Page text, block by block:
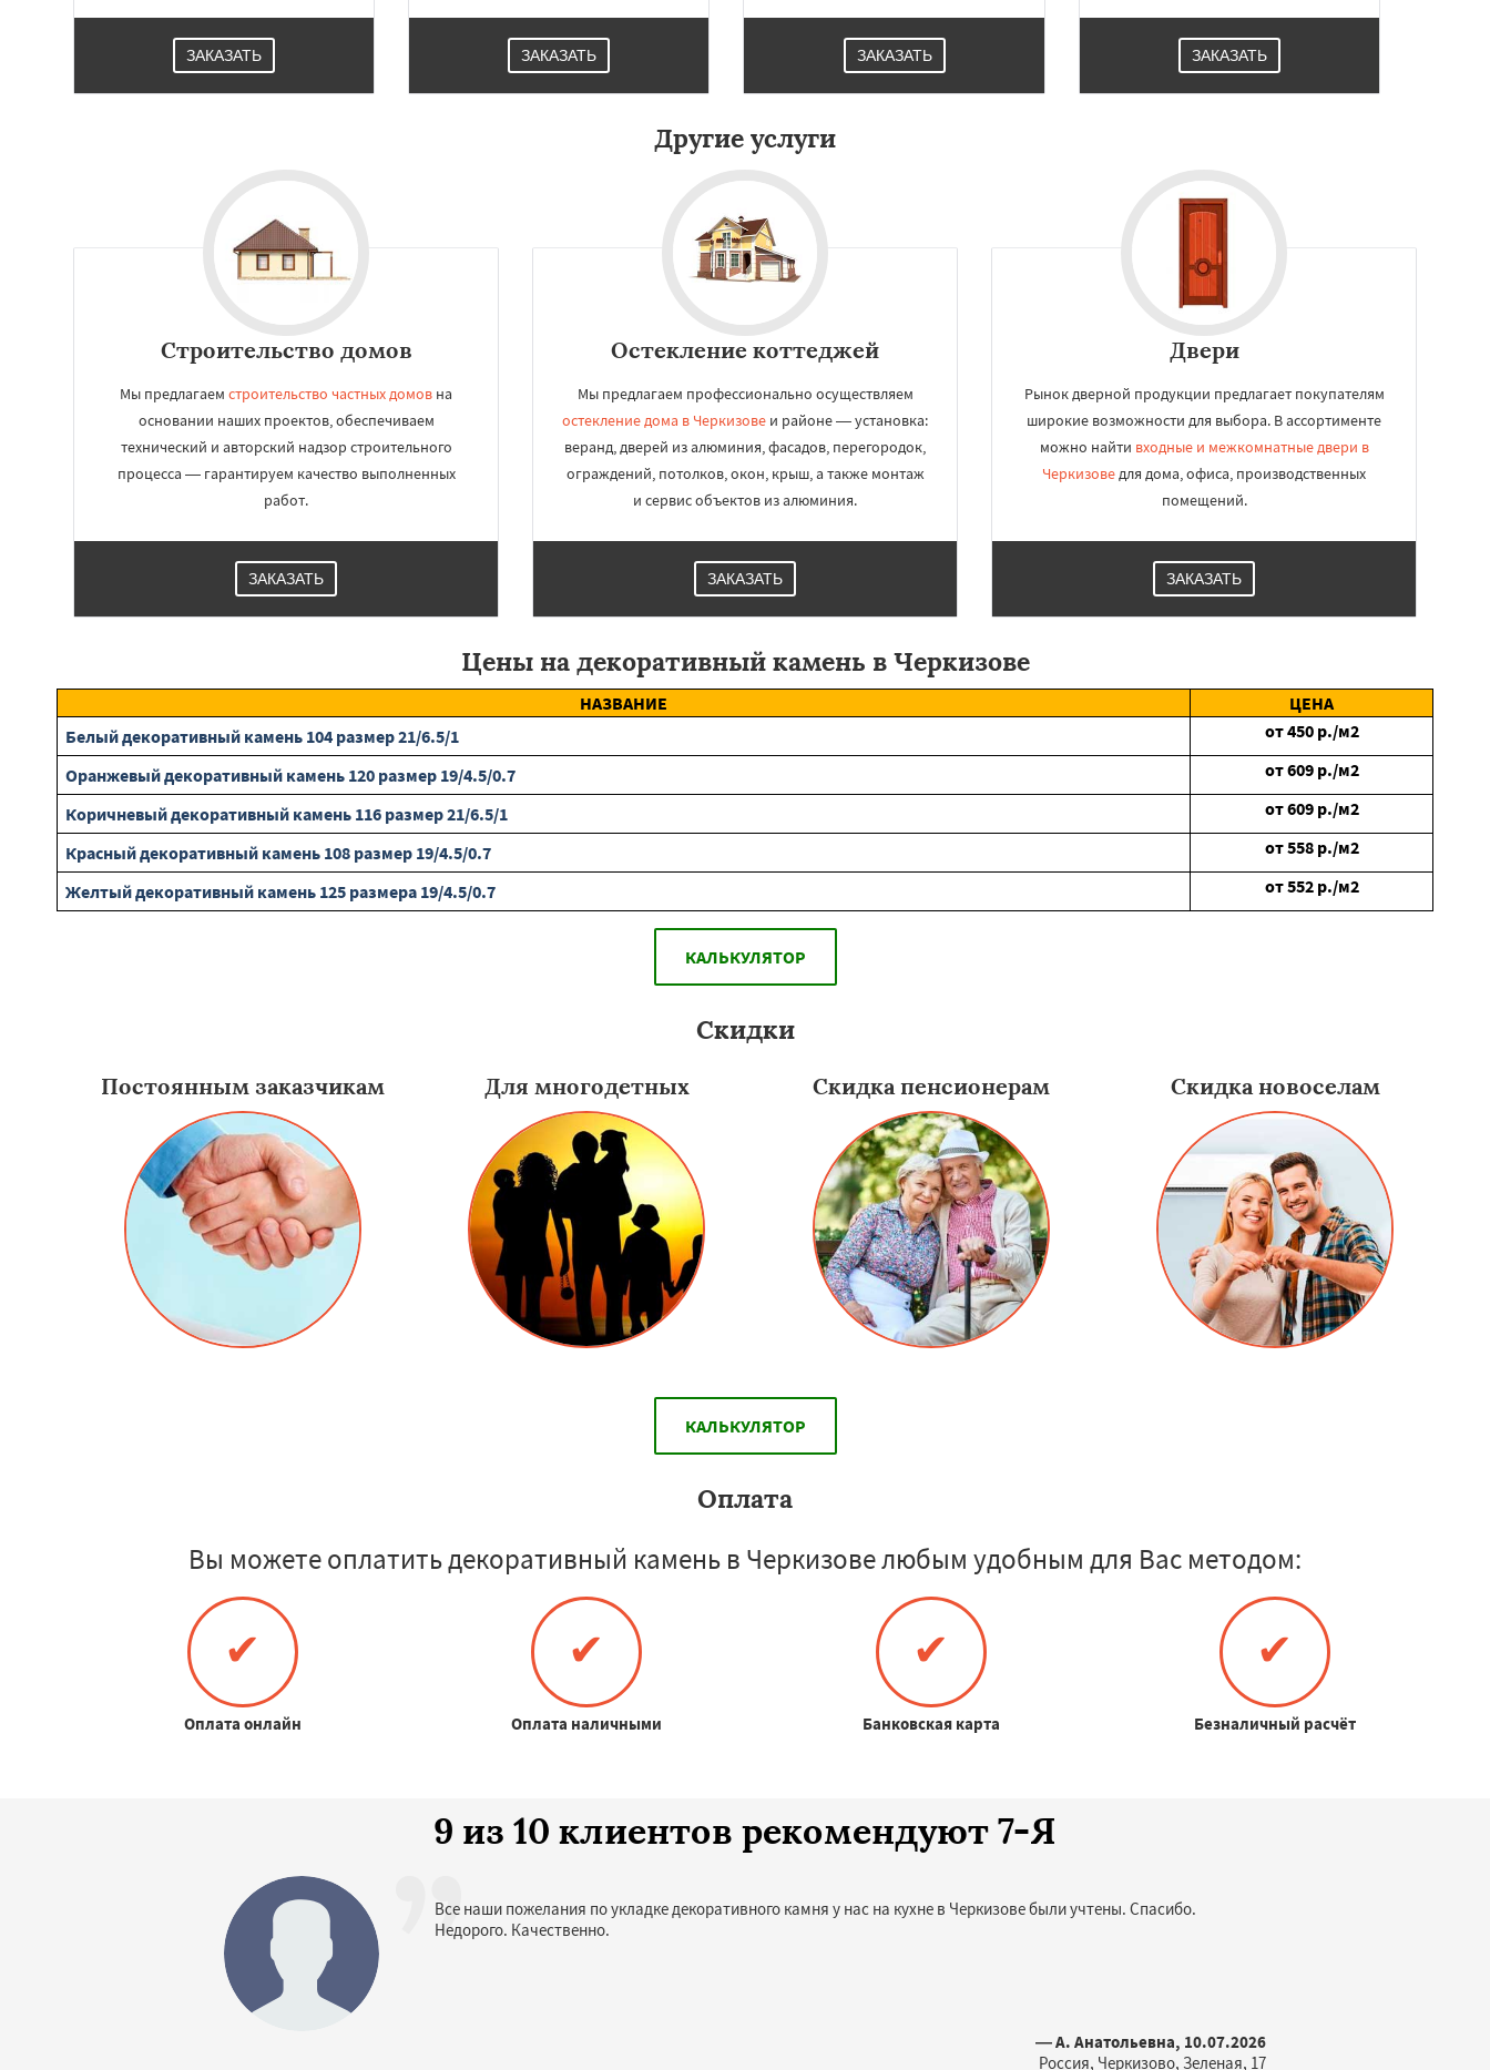
ЗАКАЗАТЬ ЗАКАЗАТЬ ЗАКАЗАТЬ ЗАКАЗАТЬ
Другие услуги
Строительство домов
Мы предлагаем строительство частных домов на
основании наших проектов, обеспечиваем
технический и авторский надзор строительного
процесса — гарантируем качество выполненных
работ.
ЗАКАЗАТЬ
Остекление коттеджей
Мы предлагаем профессионально осуществляем
остекление дома в Черкизове и районе — установка:
веранд, дверей из алюминия, фасадов, перегородок,
ограждений, потолков, окон, крыш, а также монтаж
и сервис объектов из алюминия.
ЗАКАЗАТЬ
Двери
Рынок дверной продукции предлагает покупателям
широкие возможности для выбора. В ассортименте
можно найти входные и межкомнатные двери в
Черкизоведля дома, офиса, производственных
помещений.
ЗАКАЗАТЬ
Цены на декоративный камень в Черкизове
НАЗВАНИЕ
ЦЕНА
Белый декоративный камень 104 размер 21/6.5/1
от450 р./м2
Оранжевый декоративный камень 120 размер 19/4.5/0.7
от609 р./м2
Коричневый декоративный камень 116 размер 21/6.5/1
от609 р./м2
Красный декоративный камень 108 размер 19/4.5/0.7
от558 р./м2
Желтый декоративный камень 125 размера 19/4.5/0.7
от552 р./м2
КАЛЬКУЛЯТОР
Скидки
Постоянным заказчикам Для многодетных Скидка пенсионерам Скидка новоселам
КАЛЬКУЛЯТОР
Оплата
Вы можете оплатить декоративный камень в Черкизове любым удобным для Вас методом:
✔
Оплата онлайн
✔
Оплата наличными
✔
Банковская карта
✔
Безналичный расчёт
9 из 10 клиентов рекомендуют 7-Я
Все наши пожелания по укладке декоративного камня у нас на кухне в Черкизове были учтены. Спасибо.
Недорого. Качественно.
— А. Анатольевна, 10.07.2026
Россия, Черкизово, Зеленая, 17
Даю согласие на обработку персональных данных